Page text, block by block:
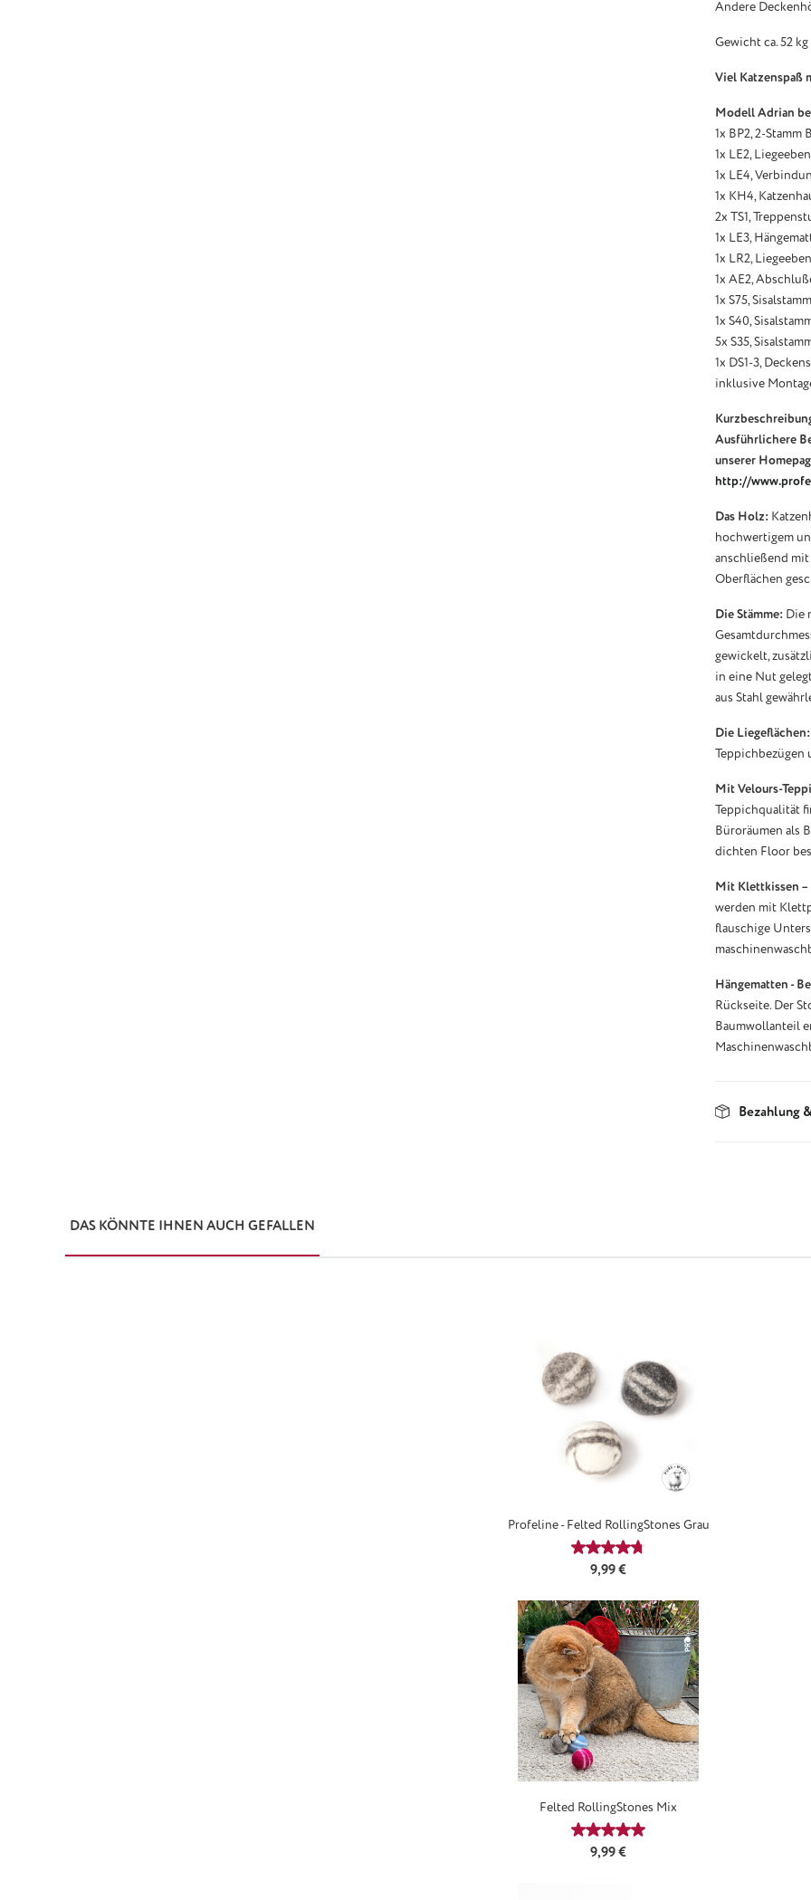
Andere
Gewicht ca. 52 kg
Viel Katzenspaß
Modell Adrian
1x BP2, 2-Stamm
1x LE2,
1x LE4,
1x KH4,
2x TS1,
1x LE3,
1x LR2,
1x AE2,
1x S75,
1x S40,
5x S35,
1x DS1-3,
inklusive
Ausführlichere
unserer
http://
Das Holz:
hochwertigem
anschließend
Oberflächen
Die Stämme:Die
gewickelt,
in eine Nut
aus Stahl
Die Liegeflächen:
Teppichbezügen
Mit Velours-
Teppichqualität
Büroräumen als
dichten Floor
Mit Klettkissen –
werden mit
flauschige
Hängematten -
Rückseite. Der
Baumwollanteil
Bezahlung
DAS KÖNNTE IHNEN AUCH GEFALLEN
Profeline - Felted RollingStones Grau
Durchschnittliche Bewertung von
Regulärer Preis:
9,99 €
Felted RollingStones Mix
Durchschnittliche Bewertung von 5
Regulärer Preis:
9,99 €